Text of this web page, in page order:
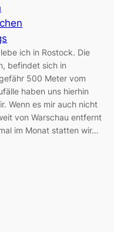
ich in Rostock. Die
befindet sich in
500 Meter vom
haben uns hierhin
Wenn es mir auch nicht
von Warschau entfernt
im Monat statten wir…